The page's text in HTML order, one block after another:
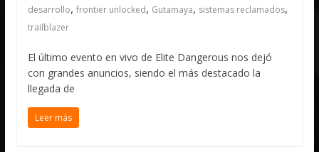
desarrollo,frontier unlocked, Gutamaya, sistemas reclamados,
trailblazer
El último evento en vivo de Elite Dangerous nos dejó
con grandes anuncios, siendo el más destacado la
llegada de
Leer más